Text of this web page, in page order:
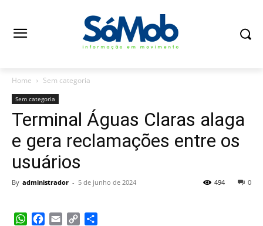
Home Sem categoria
Sem categoria
Terminal Águas Claras alaga
e gera reclamações entre os
usuários
By administrador - 5 de junho de 2024 0
494
WhatsApp
Facebook
Email Copy